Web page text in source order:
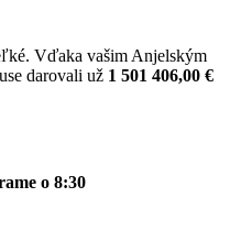
Vďaka vašim Anjelským
darovali už 1 501 406,00 €
o 8:30